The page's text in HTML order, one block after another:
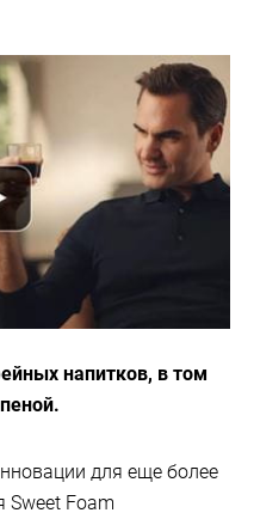
напитков, в том
для еще более
Sweet Foam